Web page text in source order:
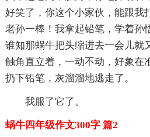
好笑了，你这个小家伙，能跟我
老孙一棒！我拿起铅笔，学着孙
谁知那蜗牛把头缩进去一会儿就
触角直立着，一动不动，好象在
扔下铅笔，灰溜溜地逃走了。
我服了它了。
蜗牛四年级作文300字 篇2